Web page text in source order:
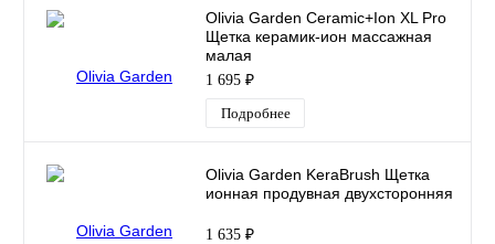
Olivia Garden Ceramic+Ion XL Pro
Щетка керамик-ион массажная
малая
1 695 ₽
Подробнее
Olivia Garden KeraBrush Щетка
ионная продувная двухсторонняя
1 635 ₽